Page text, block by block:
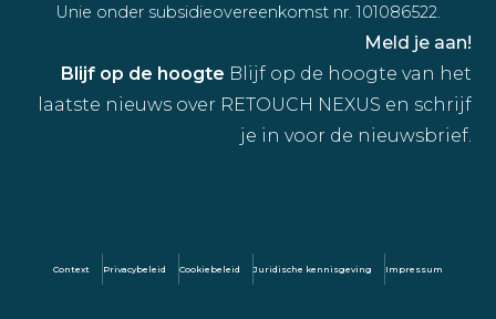
Blijf op de hoogte Blijf op de hoogte van het
laatste nieuws over RETOUCH NEXUS en schrijf
je in voor de nieuwsbrief.
Meld je aan!
Unie onder subsidieovereenkomst nr. 101086522.
Context Privacybeleid Cookiebeleid Juridische kennisgeving Impressum